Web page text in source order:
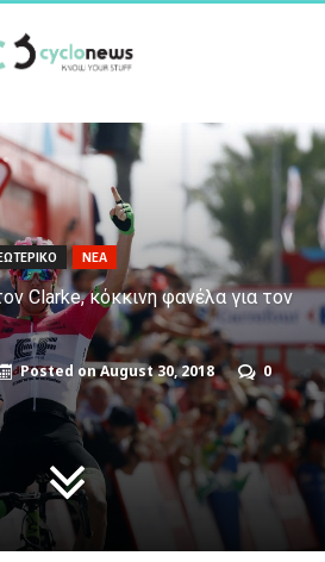
ΝΕΑ
Clarke, κόκκινη φανέλα για τον
Posted onAugust 30, 2018
0